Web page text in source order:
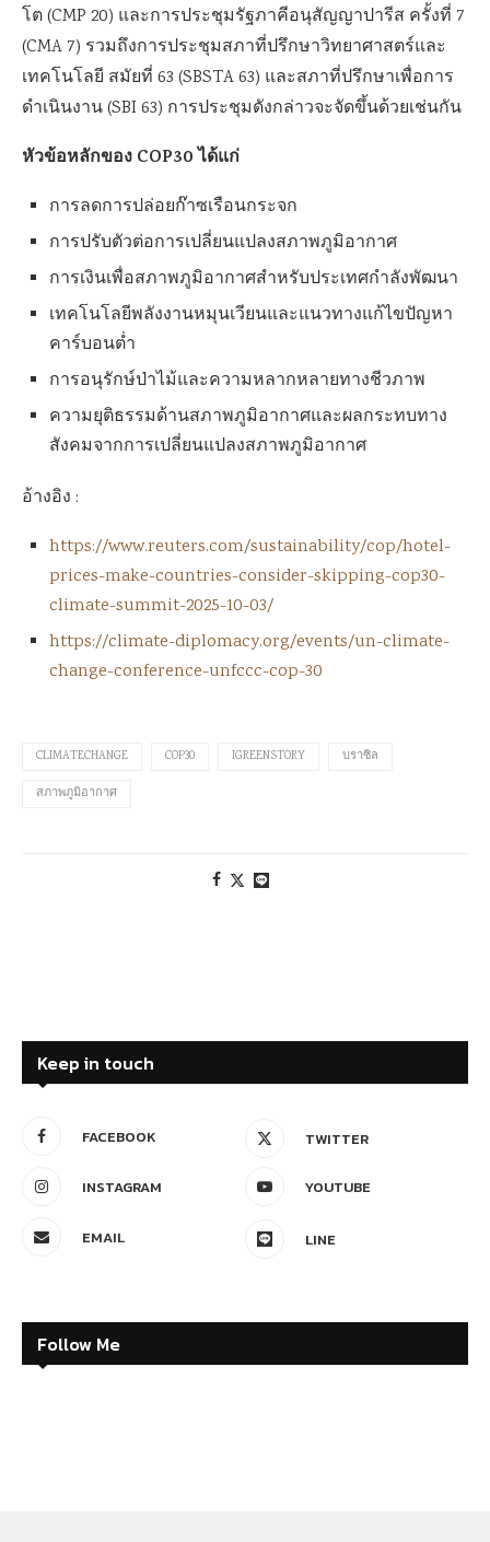
โต (CMP 20) และการประชุมรัฐภาคีอนุสัญญาปารีส ครั้งที่ 7
(CMA 7) รวมถึงการประชุมสภาที่ปรึกษาวิทยาศาสตร์และ
เทคโนโลยี สมัยที่ 63 (SBSTA 63) และสภาที่ปรึกษาเพื่อการ
ดำเนินงาน (SBI 63) การประชุมดังกล่าวจะจัดขึ้นด้วยเช่นกัน
หัวข้อหลักของ COP30 ได้แก่
การลดการปล่อยก๊าซเรือนกระจก
การปรับตัวต่อการเปลี่ยนแปลงสภาพภูมิอากาศ
การเงินเพื่อสภาพภูมิอากาศสำหรับประเทศกำลังพัฒนา
เทคโนโลยีพลังงานหมุนเวียนและแนวทางแก้ไขปัญหา
คาร์บอนต่ำ
การอนุรักษ์ป่าไม้และความหลากหลายทางชีวภาพ
ความยุติธรรมด้านสภาพภูมิอากาศและผลกระทบทาง
สังคมจากการเปลี่ยนแปลงสภาพภูมิอากาศ
อ้างอิง :
https://www.reuters.com/sustainability/cop/hotel-
prices-make-countries-consider-skipping-cop30-
climate-summit-2025-10-03/
https://climate-diplomacy.org/events/un-climate-
change-conference-unfccc-cop-30
CLIMATECHANGE COP30 IGREENSTORY บราซิล
สภาพภูมิอากาศ
Keep in touch
FACEBOOK TWITTER
INSTAGRAM YOUTUBE
EMAIL LINE
Follow Me